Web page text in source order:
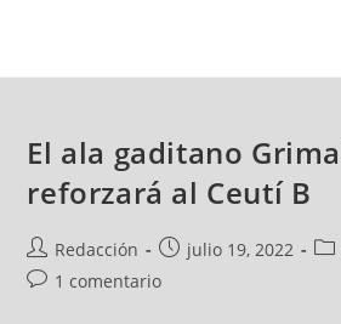
El ala gaditano
reforzará al Ceutí B
Redacción julio 19, 2022
1 comentario